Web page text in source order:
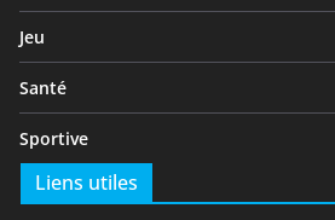
Jeu
Santé
Sportive
Liens utiles